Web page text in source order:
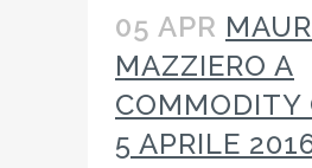
05 APR
MAZZIERO A
COMMODITY
5 APRILE